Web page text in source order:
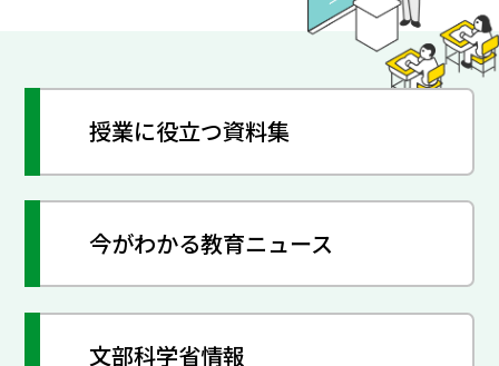
授業に役立つ資料集
今がわかる教育ニュース
文部科学省情報